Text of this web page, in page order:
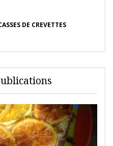
DE CREVETTES